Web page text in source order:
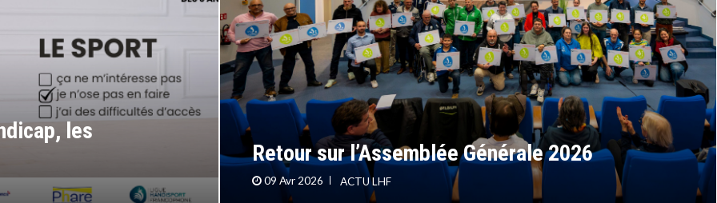
les
Retour sur l’Assemblée Générale 2026
09 Avr 2026 ACTU LHF